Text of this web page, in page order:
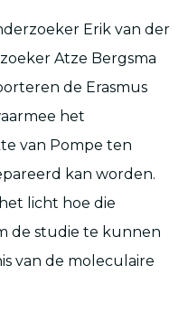
Erik van der
Atze Bergsma
de Erasmus
het
van Pompe ten
kan worden.
licht hoe die
de studie te kunnen
van de moleculaire